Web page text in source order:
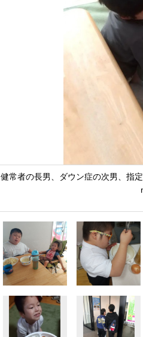
健常者の長男、ダウン症の次男、指